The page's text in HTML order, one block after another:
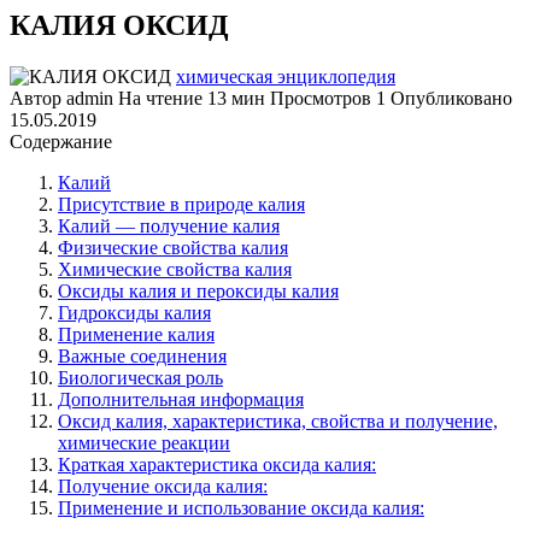
КАЛИЯ ОКСИД
химическая энциклопедия
Автор admin На чтение 13 мин Просмотров 1 Опубликовано
15.05.2019
Содержание
Калий
Присутствие в природе калия
Калий — получение калия
Физические свойства калия
Химические свойства калия
Оксиды калия и пероксиды калия
Гидроксиды калия
Применение калия
Важные соединения
Биологическая роль
Дополнительная информация
Оксид калия, характеристика, свойства и получение,
химические реакции
Краткая характеристика оксида калия:
Получение оксида калия:
Применение и использование оксида калия: